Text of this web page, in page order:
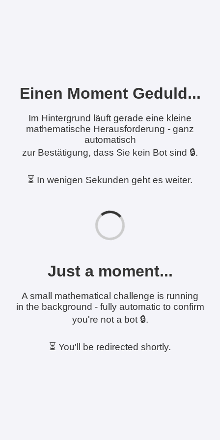
Einen Moment Geduld...
Im Hintergrund läuft gerade eine kleine
mathematische Herausforderung - ganz
automatisch
zur Bestätigung, dass Sie kein Bot sind 🔒.
⏳ In wenigen Sekunden geht es weiter.
Just a moment...
A small mathematical challenge is running
in the background - fully automatic to confirm
you're not a bot 🔒.
⏳ You'll be redirected shortly.